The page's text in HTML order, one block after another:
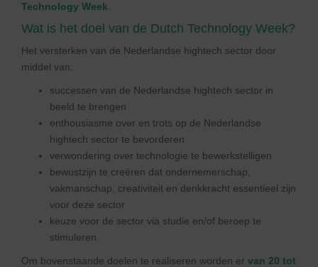
Technology Week
Wat is het doel van de Dutch Technology Week?
Het versterken van de Nederlandse hightech sector door
middel van:
successen van de Nederlandse hightech sector in
beeld te brengen
enthousiasme over en trots op de Nederlandse
hightech sector te bevorderen
verwondering over technologie te bewerkstelligen
bewustzijn te creëren dat ondernemerschap,
vakmanschap, creativiteit en denkkracht essentieel zijn
voor deze sector
keuze voor de sector via studie en/of beroep te
stimuleren.
Om bovenstaande doelen te realiseren worden er van 20 tot